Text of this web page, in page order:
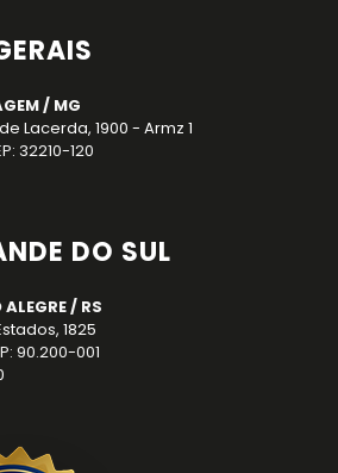
/ MG
Lacerda, 1900 - Armz 1
32210-120
DO SUL
/ RS
1825
90.200-001